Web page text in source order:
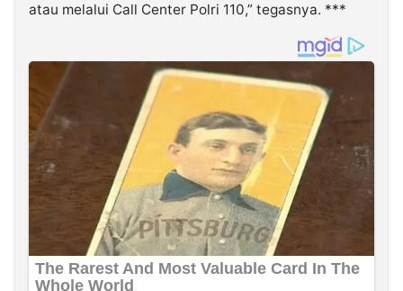
atau melalui Call Center Polri 110,” tegasnya. ***